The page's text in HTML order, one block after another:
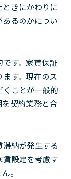
きにかわりに
るのかについ
す。家賃保証
す。現在のス
ことが一般的
契約業務と合
納が発生する
設定を考慮す
。